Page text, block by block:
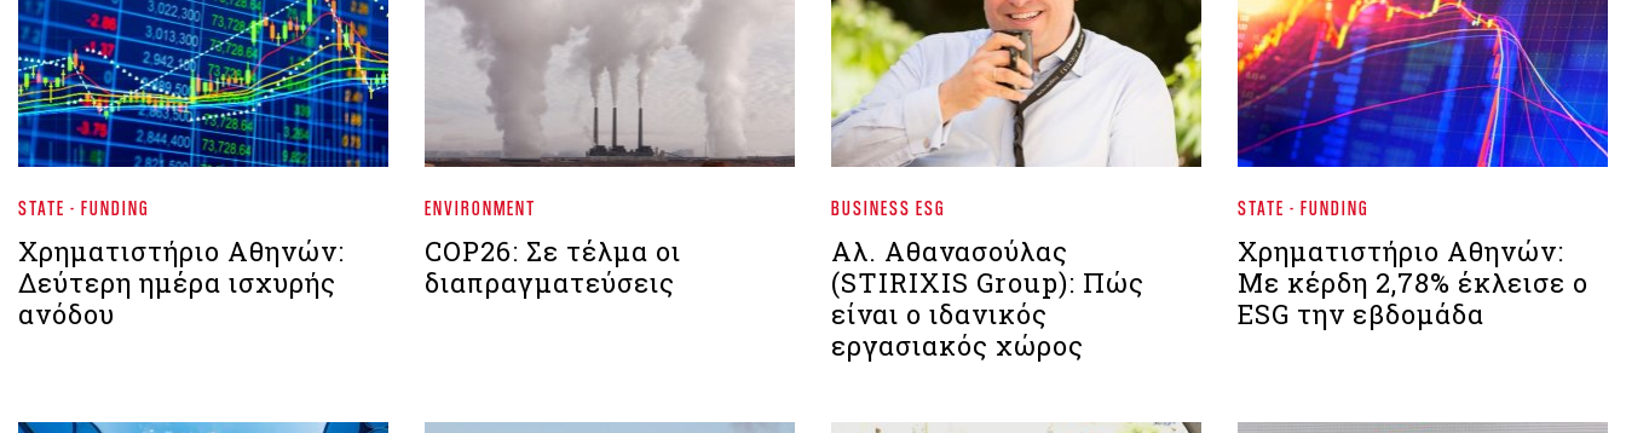
STATE - FUNDING
Χρηματιστήριο Aθηνών:
Δεύτερη ημέρα ισχυρής
ανόδου
ENVIRONMENT
COP26: Σε τέλμα οι
διαπραγματεύσεις
BUSINESS ESG
Αλ. Αθανασούλας
(STIRIXIS Group): Πώς
είναι ο ιδανικός
εργασιακός χώρος
STATE - FUNDING
Χρηματιστήριο Aθηνών:
Mε κέρδη 2,78% έκλεισε ο
ESG την εβδομάδα